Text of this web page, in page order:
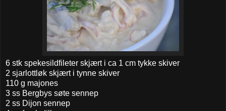
6 stk spekesildfileter skjært i ca 1 cm tykke skiver
2 sjarlottløk skjært i tynne skiver
110 g majones
3 ss Bergbys søte sennep
2 ss Dijon sennep